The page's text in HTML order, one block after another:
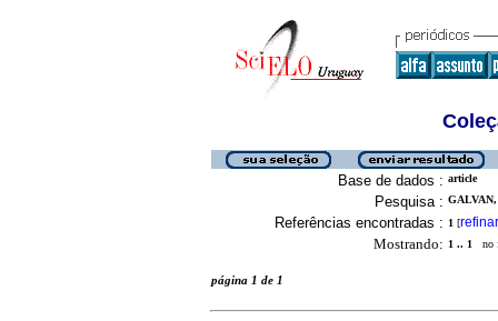
Base de dados : article
Pesquisa :
Referências encontradas : 1 [refinar
Mostrando: 1 .. 1 no
página 1 de 1